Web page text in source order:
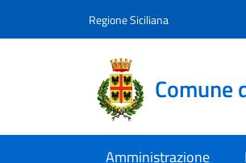
Regione Siciliana
Comune
Amministrazione